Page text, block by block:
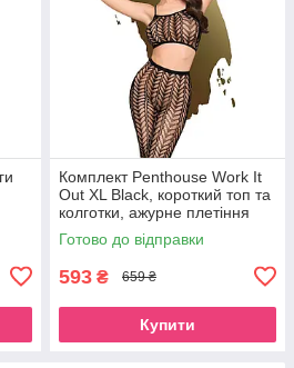
Комплект Penthouse Work It
Out XL Black, короткий топ та
колготки, ажурне плетіння
SO6448
Готово до відправки
593 ₴ 659 ₴
Купити